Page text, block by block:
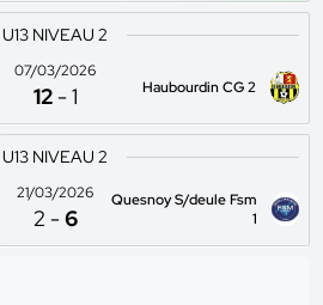
U13 NIVEAU 2
07/03/2026
12 -1 Haubourdin CG 2
U13 NIVEAU 2
21/03/2026
2 -6
Quesnoy S/deule Fsm
1